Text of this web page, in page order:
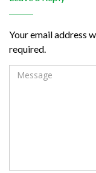
Your email address
required.